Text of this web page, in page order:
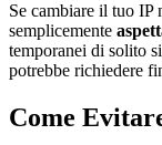
Se cambiare il tuo IP
semplicemente
temporanei di solito
potrebbe richiedere
Come